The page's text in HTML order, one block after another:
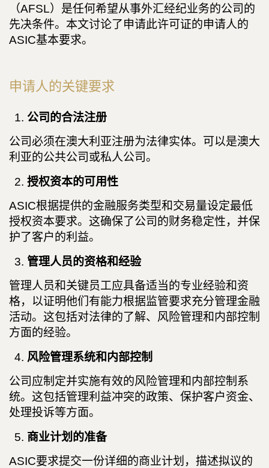
（AFSL）是任何希望从事外汇经纪业务的公司的
先决条件。本文讨论了申请此许可证的申请人的
ASIC基本要求。
申请人的关键要求
公司的合法注册
公司必须在澳大利亚注册为法律实体。可以是澳大
利亚的公共公司或私人公司。
授权资本的可用性
ASIC根据提供的金融服务类型和交易量设定最低
授权资本要求。这确保了公司的财务稳定性，并保
护了客户的利益。
管理人员的资格和经验
管理人员和关键员工应具备适当的专业经验和资
格，以证明他们有能力根据监管要求充分管理金融
活动。这包括对法律的了解、风险管理和内部控制
方面的经验。
风险管理系统和内部控制
公司应制定并实施有效的风险管理和内部控制系
统。这包括管理利益冲突的政策、保护客户资金、
处理投诉等方面。
商业计划的准备
ASIC要求提交一份详细的商业计划，描述拟议的